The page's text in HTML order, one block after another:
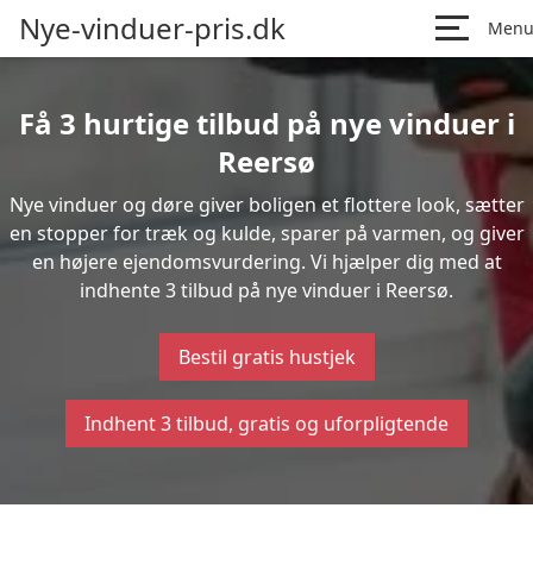
Nye-vinduer-pris.dk Menu
Få 3 hurtige tilbud på nye vinduer i
Reersø
Nye vinduer og døre giver boligen et flottere look, sætter
en stopper for træk og kulde, sparer på varmen, og giver
en højere ejendomsvurdering. Vi hjælper dig med at
indhente 3 tilbud på nye vinduer i Reersø.
Bestil gratis hustjek
Indhent 3 tilbud, gratis og uforpligtende